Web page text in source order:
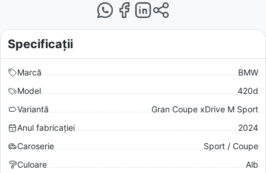
Specificații
Marcă
BMW
Model
420d
Variantă
Gran Coupe xDrive M Sport
Anul fabricației
2024
Caroserie
Sport / Coupe
Culoare
Alb